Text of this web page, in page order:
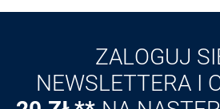
ZALOGUJ
NEWSLETTERA I